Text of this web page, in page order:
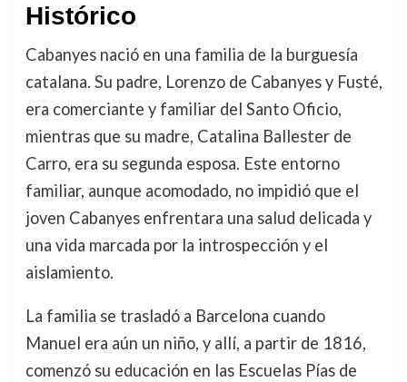
Histórico
Cabanyes nació en una familia de la burguesía
catalana. Su padre, Lorenzo de Cabanyes y Fusté,
era comerciante y familiar del Santo Oficio,
mientras que su madre, Catalina Ballester de
Carro, era su segunda esposa. Este entorno
familiar, aunque acomodado, no impidió que el
joven Cabanyes enfrentara una salud delicada y
una vida marcada por la introspección y el
aislamiento.
La familia se trasladó a Barcelona cuando
Manuel era aún un niño, y allí, a partir de 1816,
comenzó su educación en las Escuelas Pías de